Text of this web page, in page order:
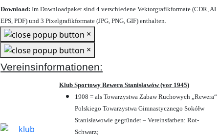
Download: Im Downloadpaket sind 4 verschiedene Vektorgrafikformate (CDR, AI
EPS, PDF) und 3 Pixelgrafikformate (JPG, PNG, GIF) enthalten.
×
×
Vereinsinformationen:
Klub Sportowy Rewera Stanisławów (vor 1945)
1908 = als Towarzystwa Zabaw Ruchowych „Rewera“
Polskiego Towarzystwa Gimnastycznego Sokółw
Stanisławowie gegründet – Vereinsfarben: Rot-
Schwarz;